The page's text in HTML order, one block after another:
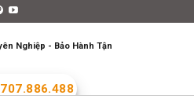
Nghiệp - Bảo Hành Tận